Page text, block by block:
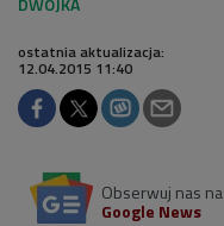
ostatnia aktualizacja:
12.04.2015 11:40
Obserwuj nas na
Google News